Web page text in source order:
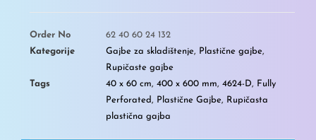
Order No
62 40 60 24 132
Kategorije
Gajbe za skladištenje, Plastične gajbe,
Rupičaste gajbe
Tags
40 x 60 cm, 400 x 600 mm, 4624-D, Fully
Perforated , Plastične Gajbe, Rupičasta
plastična gajba